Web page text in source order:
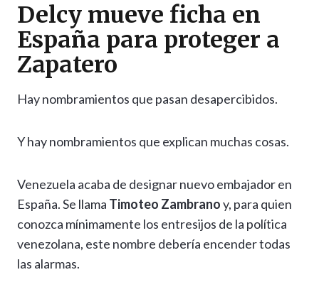
Delcy mueve ficha en
España para proteger a
Zapatero
Hay nombramientos que pasan desapercibidos.
Y hay nombramientos que explican muchas cosas.
Venezuela acaba de designar nuevo embajador en
España. Se llama Timoteo Zambranoy, para quien
conozca mínimamente los entresijos de la política
venezolana, este nombre debería encender todas
las alarmas.